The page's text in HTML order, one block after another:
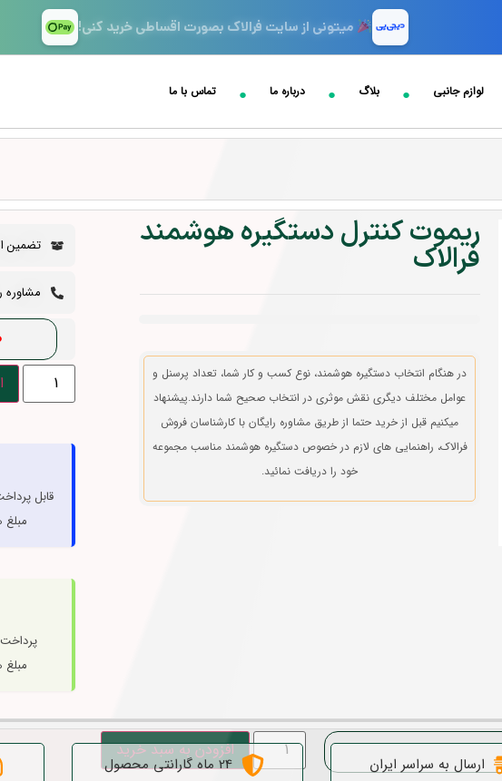
میتونی از سایت فرالاک بصورت اقساطی خرید کنی!
لوازم جانبی بلاگ درباره ما تماس با ما
ریموت کنترل دستگیره هوشمند
فرالاک
در هنگام انتخاب دستگیره هوشمند، نوع کسب و کار شما، تعداد پرسنل و
عوامل مختلف دیگری نقش موثری در انتخاب صحیح شما دارند.پیشنهاد
میکنیم قبل از خرید حتما از طریق مشاوره رایگان با کارشناسان فروش
فرالاک، راهنمایی های لازم در خصوص دستگیره هوشمند مناسب مجموعه
خود را دریافت نمائید.
تضمین
مشاوره رایگان
قابل
افزودن به سبد خرید
ارسال به سراسر ایران 24 ماه گارانتی محصول